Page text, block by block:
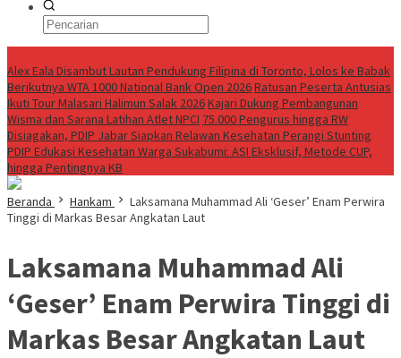
Alex Eala Disambut Lautan Pendukung Filipina di Toronto, Lolos ke Babak
Berikutnya WTA 1000 National Bank Open 2026Ratusan Peserta Antusias
Ikuti Tour Malasari Halimun Salak 2026Kajari Dukung Pembangunan
Wisma dan Sarana Latihan Atlet NPCI 75.000 Pengurus hingga RW
Disiagakan, PDIP Jabar Siapkan Relawan Kesehatan Perangi Stunting
PDIP Edukasi Kesehatan Warga Sukabumi: ASI Eksklusif, Metode CUP,
hingga Pentingnya KB
Beranda Hankam
Laksamana Muhammad Ali ‘Geser’ Enam Perwira
Tinggi di Markas Besar Angkatan Laut
Laksamana Muhammad Ali
‘Geser’ Enam Perwira Tinggi di
Markas Besar Angkatan Laut